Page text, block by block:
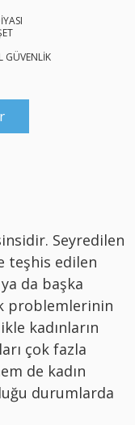
GÜVENLİK
Seyredilen
teşhis edilen
da başka
problemlerinin
kadınların
çok fazla
de kadın
durumlarda